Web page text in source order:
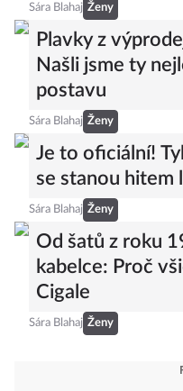
Sára Blahaj Ženy
Plavky z
Našli jsme ty
postavu
Sára Blahaj Ženy
Je to oficiální!
se stanou hitem
Sára Blahaj Ženy
Od šatů z roku
kabelce: Proč
Cigale
Sára Blahaj Ženy